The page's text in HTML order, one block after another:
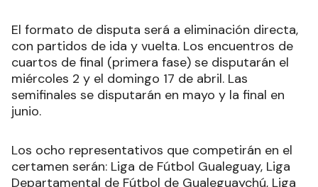
El formato de disputa será a eliminación directa,
con partidos de ida y vuelta. Los encuentros de
cuartos de final (primera fase) se disputarán el
miércoles 2 y el domingo 17 de abril. Las
semifinales se disputarán en mayo y la final en
junio.
Los ocho representativos que competirán en el
certamen serán: Liga de Fútbol Gualeguay, Liga
Departamental de Fútbol de Gualeguaychú, Liga